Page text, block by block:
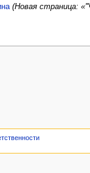
(Новая страница: